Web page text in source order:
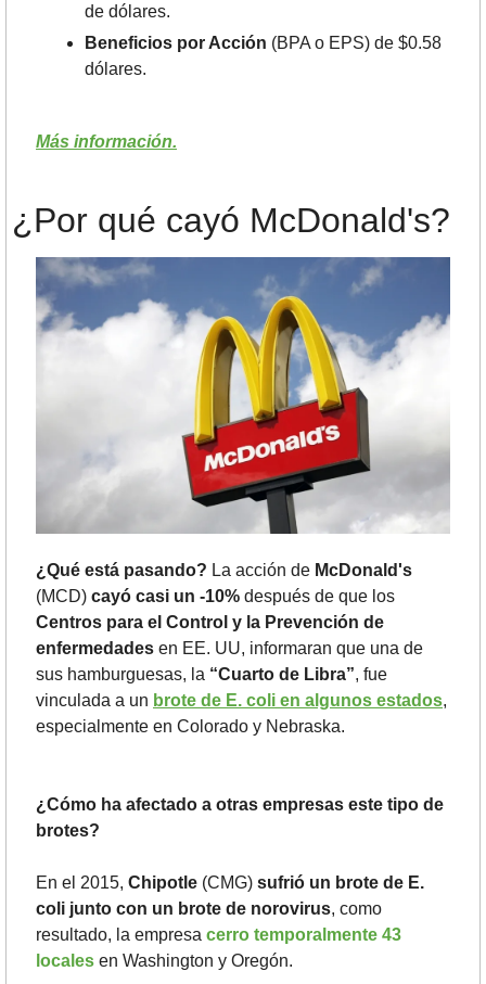
de dólares.
Beneficios por Acción (BPA o EPS) de $0.58
dólares.
Más información.
¿Por qué cayó McDonald's?
¿Qué está pasando? La acción de McDonald's
(MCD) cayó casi un -10%
Centros para el Control y la Prevención de
enfermedades en EE. UU, informaran que una de
sus hamburguesas, la “Cuarto de Libra”, fue
vinculada a un brote de E. coli en algunos estados,
especialmente en Colorado y Nebraska.
¿Cómo ha afectado a otras empresas este tipo de
brotes?
En el 2015, Chipotle (CMG) sufrió un brote de E.
coli junto con un brote de norovirus, como
resultado, la empresa cerro temporalmente 43
locales en Washington y Oregón.